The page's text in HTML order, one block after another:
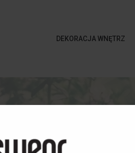
DEKORACJA WNĘTRZ